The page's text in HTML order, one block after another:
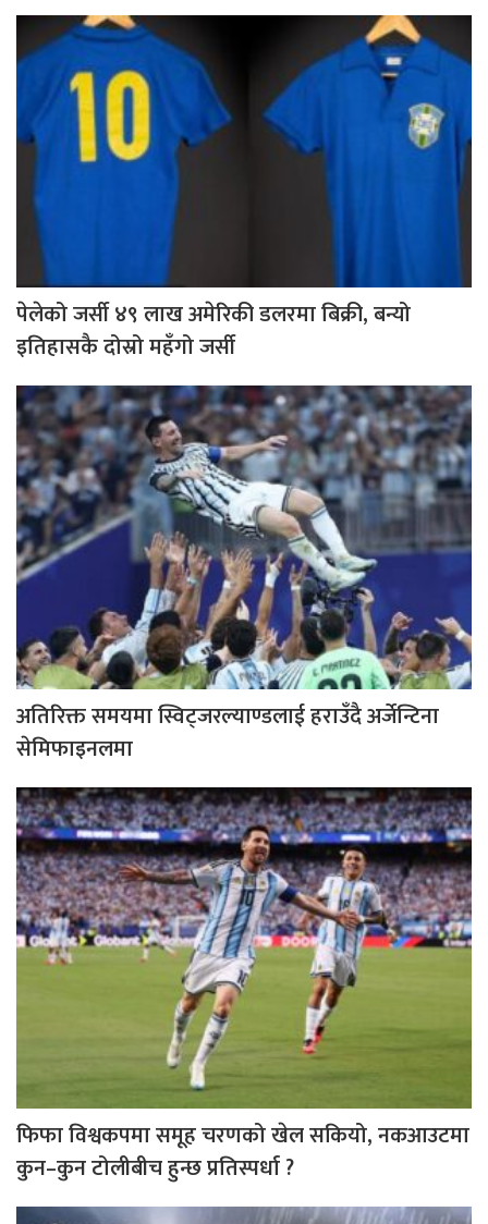
पेलेको जर्सी ४९ लाख अमेरिकी डलरमा बिक्री, बन्यो
इतिहासकै दोस्रो महँगो जर्सी
अतिरिक्त समयमा स्विट्जरल्याण्डलाई हराउँदै अर्जेन्टिना
सेमिफाइनलमा
फिफा विश्वकपमा समूह चरणको खेल सकियो, नकआउटमा
कुन–कुन टोलीबीच हुन्छ प्रतिस्पर्धा ?